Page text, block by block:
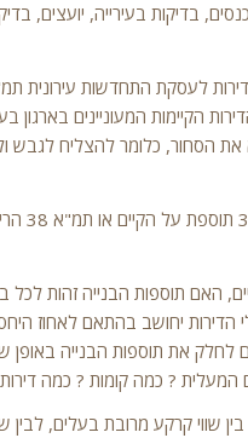
בדיקות בעירייה, יועצים,
הקיימות המעוניינים
את הסחור, כלומר להצליח לגבש
בשלב ראשון –
האם תוספות הבנייה זהות לכל
יחושב בהתאם לאחוז
תוספת של 15% מהקיים, או שמחליטים לחלק את
? כמה קומות ? כמה
שווי קרקע מרובת בעלים, לבין